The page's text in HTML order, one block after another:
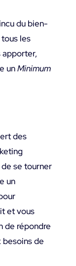
du bien-
les
unMinimum
des
se tourner
un
et vous
de répondre
besoins de